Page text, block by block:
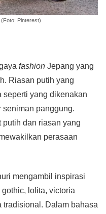
Pinterest)
fashion Jepang yang
Riasan putih yang
yang dikenakan
seniman panggung.
putih dan riasan yang
perasaan
mengambil inspirasi
lolita, victoria
tradisional. Dalam bahasa